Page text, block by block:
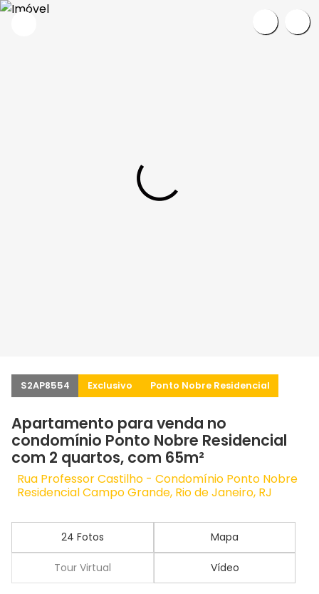
S2AP8554 Exclusivo Ponto Nobre Residencial
Apartamento para venda no
condomínio Ponto Nobre Residencial
com 2 quartos, com 65m²
Rua Professor Castilho - Condomínio Ponto Nobre
Residencial Campo Grande, Rio de Janeiro, RJ
24 Fotos Mapa
Tour Virtual Vídeo